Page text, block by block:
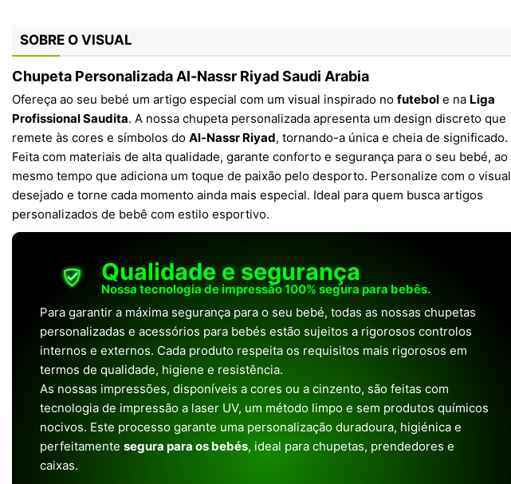
SOBRE O VISUAL
Chupeta Personalizada Al-Nassr Riyad Saudi Arabia
Ofereça ao seu bebé um artigo especial com um visual inspirado no futebol e na Liga
Profissional Saudita. A nossa chupeta personalizada apresenta um design discreto que
remete às cores e símbolos do Al-Nassr Riyad, tornando-a única e cheia de significado.
Feita com materiais de alta qualidade, garante conforto e segurança para o seu bebé, ao
mesmo tempo que adiciona um toque de paixão pelo desporto. Personalize com o visual
desejado e torne cada momento ainda mais especial. Ideal para quem busca artigos
personalizados de bebê com estilo esportivo.
Qualidade e segurança
Nossa tecnologia de impressão 100% segura para bebês.
Para garantir a máxima segurança para o seu bebé, todas as nossas chupetas
personalizadas e acessórios para bebés estão sujeitos a rigorosos controlos
internos e externos. Cada produto respeita os requisitos mais rigorosos em
termos de qualidade, higiene e resistência.
As nossas impressões, disponíveis a cores ou a cinzento, são feitas com
tecnologia de impressão a laser UV, um método limpo e sem produtos químicos
nocivos. Este processo garante uma personalização duradoura, higiénica e
perfeitamente segura para os bebés, ideal para chupetas, prendedores e
caixas.